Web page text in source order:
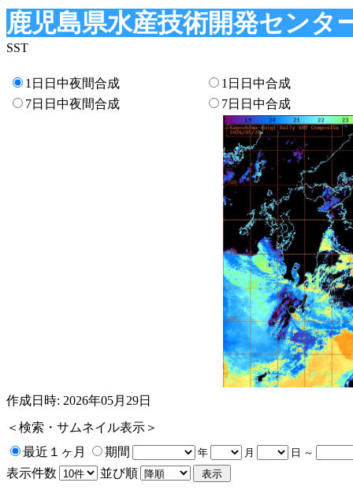
鹿児島県水産技術開発センタ
SST
1日日中夜間合成
1日日中合成
7日日中夜間合成
7日日中合成
作成日時: 2026年05月29日
＜検索・サムネイル表示＞
最近１ヶ月
期間 年 月 日 ～
表示件数 並び順